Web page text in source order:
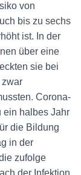
von
bis zu sechs
ist. In der
über eine
sie bei
Corona-
ein halbes Jahr
die Bildung
in der
zufolge
der Infektion